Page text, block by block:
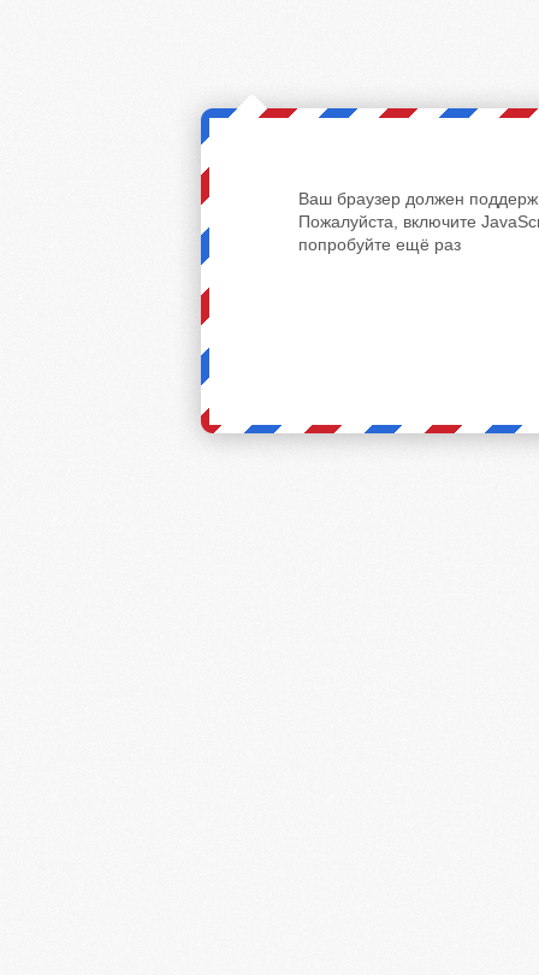
Ваш браузер должен
Пожалуйста, включите
попробуйте ещё раз